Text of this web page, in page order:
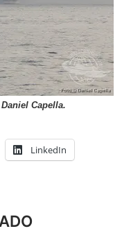
Capella.
LinkedIn